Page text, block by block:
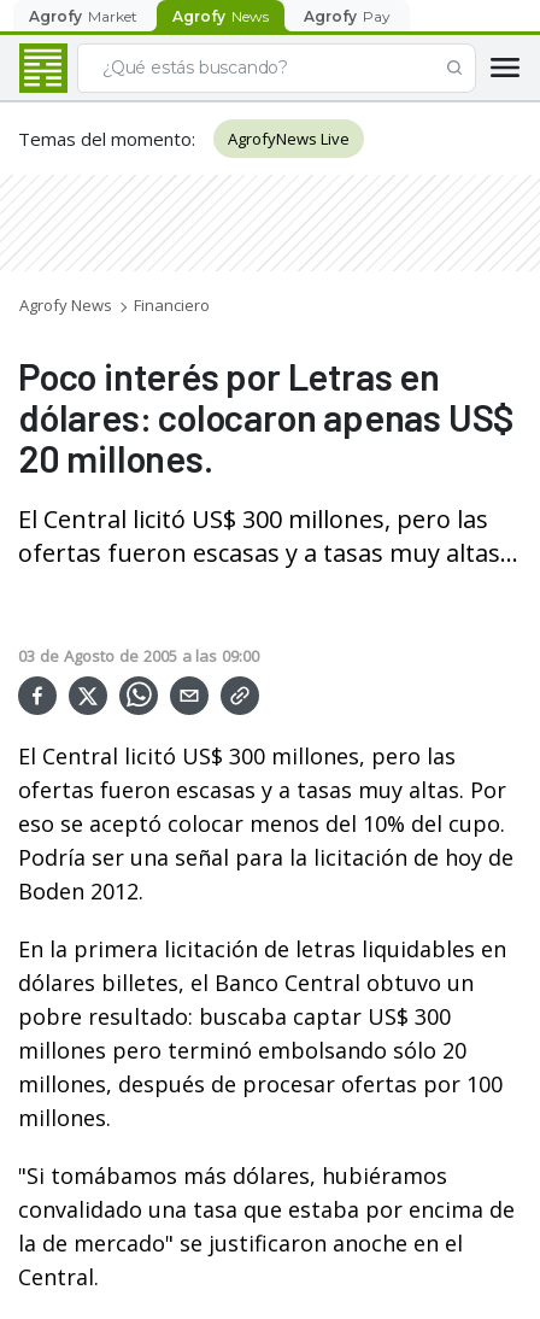
Agrofy Market Agrofy News Agrofy Pay
Temas del momento: AgrofyNews Live
Agrofy News Financiero
Poco interés por Letras en
dólares: colocaron apenas US$
20 millones.
El Central licitó US$ 300 millones, pero las
ofertas fueron escasas y a tasas muy altas...
03 de Agosto de 2005 a las 09:00
El Central licitó US$ 300 millones, pero las
ofertas fueron escasas y a tasas muy altas. Por
eso se aceptó colocar menos del 10% del cupo.
Podría ser una señal para la licitación de hoy de
Boden 2012.
En la primera licitación de letras liquidables en
dólares billetes, el Banco Central obtuvo un
pobre resultado: buscaba captar US$ 300
millones pero terminó embolsando sólo 20
millones, después de procesar ofertas por 100
millones.
"Si tomábamos más dólares, hubiéramos
convalidado una tasa que estaba por encima de
la de mercado" se justificaron anoche en el
Central.